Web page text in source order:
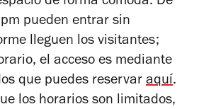
pueden entrar sin
lleguen los visitantes;
el acceso es mediante
que puedes reservar aquí.
los horarios son limitados,